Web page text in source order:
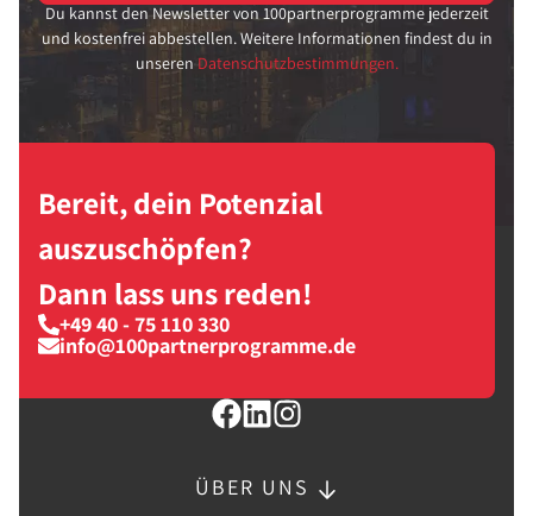
Du kannst den Newsletter von 100partnerprogramme jederzeit
und kostenfrei abbestellen. Weitere Informationen findest du in
unseren Datenschutzbestimmungen.
Bereit, dein Potenzial
auszuschöpfen?
Dann lass uns reden!
+49 40 - 75 110 330
info@100partnerprogramme.de
ÜBER UNS